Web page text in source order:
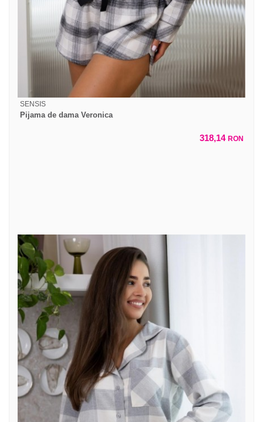
SENSIS
Pijama de dama Veronica
318,14 RON